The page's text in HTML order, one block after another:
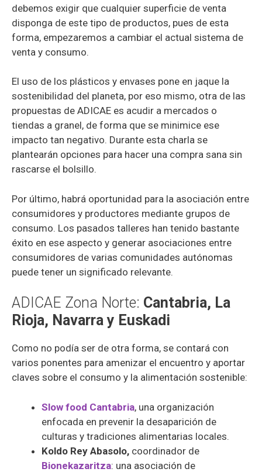
debemos exigir que cualquier superficie de venta
disponga de este tipo de productos, pues de esta
forma, empezaremos a cambiar el actual sistema de
venta y consumo.
El uso de los plásticos y envases pone en jaque la
sostenibilidad del planeta, por eso mismo, otra de las
propuestas de ADICAE es acudir a mercados o
tiendas a granel, de forma que se minimice ese
impacto tan negativo. Durante esta charla se
plantearán opciones para hacer una compra sana sin
rascarse el bolsillo.
Por último, habrá oportunidad para la asociación entre
consumidores y productores mediante grupos de
consumo. Los pasados talleres han tenido bastante
éxito en ese aspecto y generar asociaciones entre
consumidores de varias comunidades autónomas
puede tener un significado relevante.
ADICAE Zona Norte: Cantabria, La
Rioja, Navarra y Euskadi
Como no podía ser de otra forma, se contará con
varios ponentes para amenizar el encuentro y aportar
claves sobre el consumo y la alimentación sostenible:
Slow food Cantabria, una organización
enfocada en prevenir la desaparición de
culturas y tradiciones alimentarias locales.
Koldo Rey Abasolo, coordinador de
Bionekazaritza: una asociación de